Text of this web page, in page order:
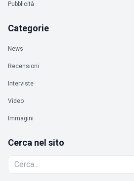
Pubblicità
Categorie
News
Recensioni
Interviste
Video
Immagini
Cerca nel sito